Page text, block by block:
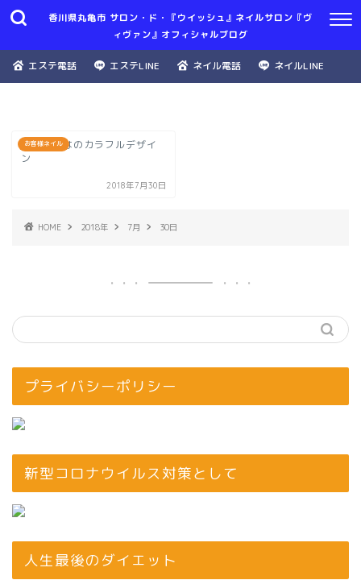
香川県丸亀市 サロン・ド・『ウイッシュ』ネイルサロン『ヴ
ィヴァン』オフィシャルブログ
エステ電話 エステLINE ネイル電話 ネイルLINE
お客様ネイル
夏ならではのカラフルデザイ
ン
2018年7月30日
HOME 2018年 7月 30日
プライバシーポリシー
新型コロナウイルス対策として
人生最後のダイエット